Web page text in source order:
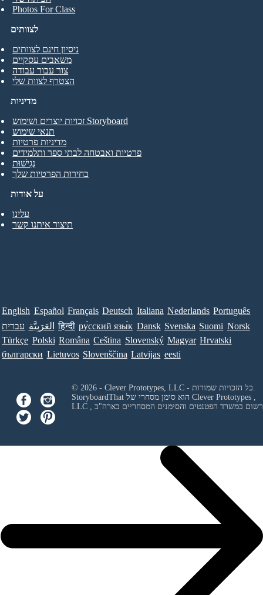
Photos For Class
לצוותים
ניסיון חינם לצוותים
משאבים עסקיים
צור עבור עבודה
הצטרף לצוות שלי
על אודות
עלינו
תיצור איתנו קשר
מדיניות
זכויות יוצרים ושימוש Storyboard
תנאי שימוש
מדיניות פרטיות
פרטיות ואבטחה לבתי ספר ותלמידים
נְגִישׁוּת
בחירות הפרטיות שלך
English Español Français Deutsch Italiana Nederlands Português
עברית العَرَبِيَّة हिन्दी ру́сский язы́к Dansk Svenska Suomi Norsk
Türkçe Polski Româna Ceština Slovenský Magyar Hrvatski
български Lietuvos Slovenščina Latvijas eesti
Clever Prototypes ,
LLC
ורשום במשרד הפטנטים והסימנים המסחריים בארה"ב